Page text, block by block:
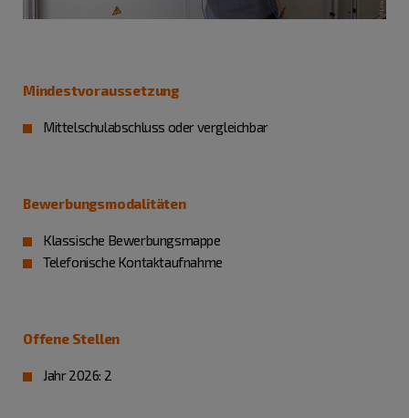
Mindestvoraussetzung
Mittelschulabschluss oder vergleichbar
Bewerbungsmodalitäten
Klassische Bewerbungsmappe
Telefonische Kontaktaufnahme
Offene Stellen
Jahr 2026: 2